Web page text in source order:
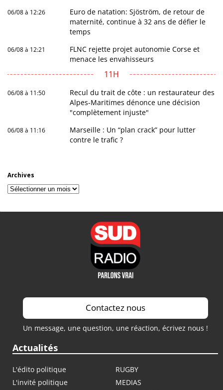
06/08 à 12:26
Euro de natation: Sjöström, de retour de
maternité, continue à 32 ans de défier le
temps
06/08 à 12:21
FLNC rejette projet autonomie Corse et
menace les envahisseurs
11H
06/08 à 11:50
Recul du trait de côte : un restaurateur des
Alpes-Maritimes dénonce une décision
"complètement injuste"
06/08 à 11:16
Marseille : Un “plan crack” pour lutter
contre le trafic ?
Archives
Archives
Contactez nous
Un message, une question, une réaction, écrivez nous !
Actualités
L'édito politique
RUGBY
L'invité politique
MEDIAS